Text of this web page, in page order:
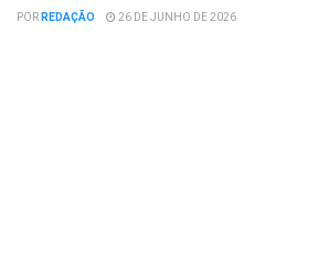
PORREDAÇÃO 26 DE JUNHO DE 2026